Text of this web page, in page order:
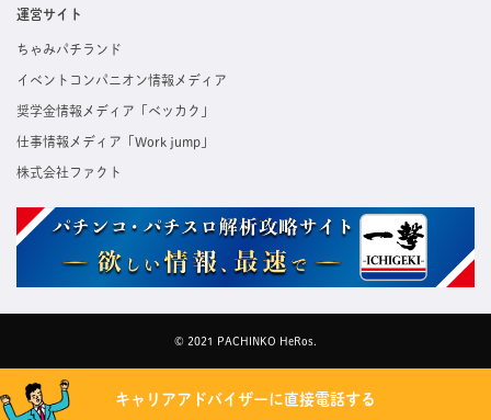
運営サイト
ちゃみパチランド
イベントコンパニオン情報メディア
奨学金情報メディア「ベッカク」
仕事情報メディア「Work jump」
株式会社ファクト
© 2021 PACHINKO HeRos.
キャリアアドバイザーに直接電話する